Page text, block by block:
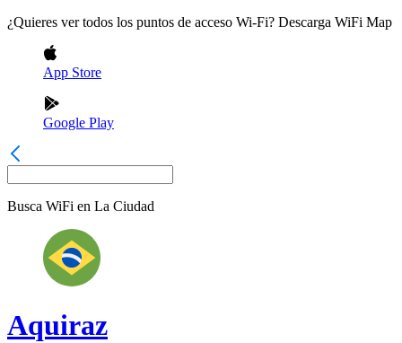
¿Quieres ver todos los puntos de acceso Wi-Fi? Descarga WiFi Map
App Store
Google Play
Busca WiFi en La Ciudad
Aquiraz